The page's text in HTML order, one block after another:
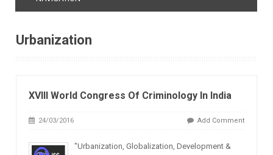
Urbanization
XVIII World Congress Of Criminology In India
24/03/2016 Add Comment
"Urbanization, Globalization, Development &